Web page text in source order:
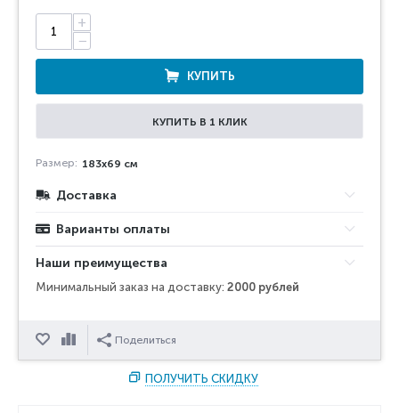
+
−
КУПИТЬ
КУПИТЬ В 1 КЛИК
Размер: 183x69 см
Доставка
Варианты оплаты
Наши преимущества
Минимальный заказ на доставку: 2000 рублей
ОтложитьСравнитьПоделиться
ПОЛУЧИТЬ СКИДКУ